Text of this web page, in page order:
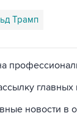
главных
новости в